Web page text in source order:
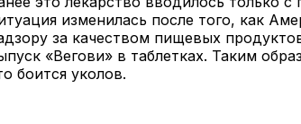
изменилась после того, как
за качеством пищевых
«Вегови» в таблетках. Таким
боится уколов.